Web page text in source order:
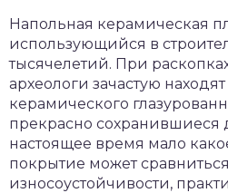
Напольная керамическая
использующийся в
тысячелетий. При
археологи зачастую
керамического
прекрасно сохранившиеся
настоящее время мало
покрытие может
износоустойчивости,
и уход